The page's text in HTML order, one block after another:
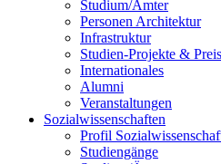
Studium/Ämter
Personen Architektur
Infrastruktur
Studien-Projekte &
Internationales
Alumni
Veranstaltungen
Sozialwissenschaften
Profil
Studiengänge